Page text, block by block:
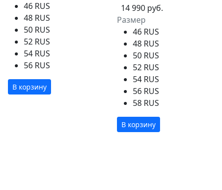
46 RUS
48 RUS
50 RUS
52 RUS
54 RUS
56 RUS
В корзину
14 990 руб.
Размер
46 RUS
48 RUS
50 RUS
52 RUS
54 RUS
56 RUS
58 RUS
В корзину